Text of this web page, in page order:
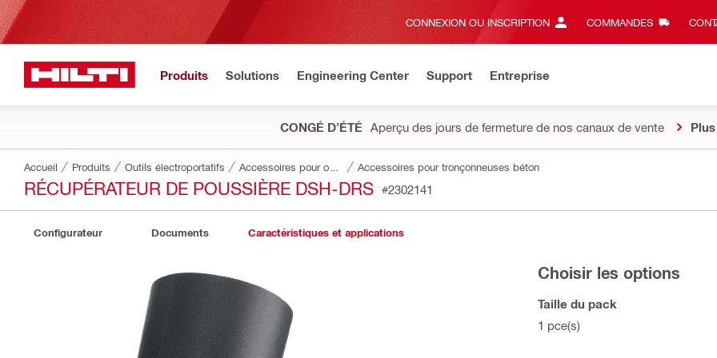
CONNEXION OU INSCRIPTION COMMANDES
Produits Solutions Engineering Center Support Entreprise
CONGÉ D'ÉTÉ Aperçu des jours de fermeture de nos canaux de vente
Accueil Produits Outils électroportatifs Accessoires pour tronçonneuses béton
RÉCUPÉRATEUR DE POUSSIÈRE DSH-DRS #2302141
Configurateur Documents Caractéristiques et applications
Choisir les options
Taille du pack
1 pce(s)